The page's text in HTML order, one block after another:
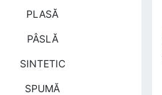
PLASĂ
PÂSLĂ
SINTETIC
SPUMĂ